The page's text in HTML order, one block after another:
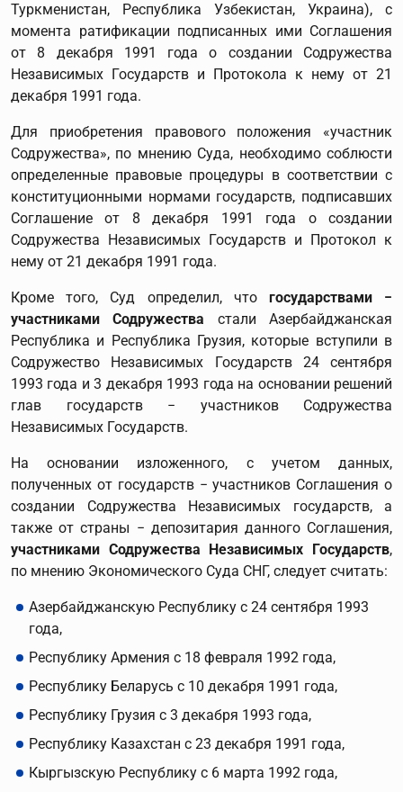
Туркменистан, Республика Узбекистан, Украина), с
момента ратификации подписанных ими Соглашения
от 8 декабря 1991 года о создании Содружества
Независимых Государств и Протокола к нему от 21
декабря 1991 года.
Для приобретения правового положения «участник
Содружества», по мнению Суда, необходимо соблюсти
определенные правовые процедуры в соответствии с
конституционными нормами государств, подписавших
Соглашение от 8 декабря 1991 года о создании
Содружества Независимых Государств и Протокол к
нему от 21 декабря 1991 года.
Кроме того, Суд определил, что государствами −
участниками Содружества стали Азербайджанская
Республика и Республика Грузия, которые вступили в
Содружество Независимых Государств 24 сентября
1993 года и 3 декабря 1993 года на основании решений
глав государств − участников Содружества
Независимых Государств.
На основании изложенного, с учетом данных,
полученных от государств − участников Соглашения о
создании Содружества Независимых государств, а
также от страны − депозитария данного Соглашения,
участниками Содружества Независимых Государств,
по мнению Экономического Суда СНГ, следует считать:
Азербайджанскую Республику с 24 сентября 1993
года,
Республику Армения с 18 февраля 1992 года,
Республику Беларусь с 10 декабря 1991 года,
Республику Грузия с 3 декабря 1993 года,
Республику Казахстан с 23 декабря 1991 года,
Кыргызскую Республику с 6 марта 1992 года,